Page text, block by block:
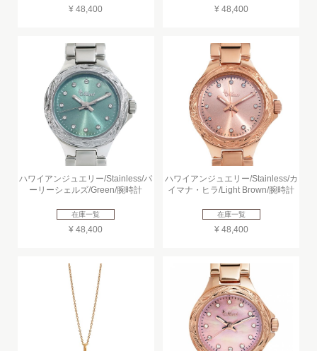
¥ 48,400 ¥ 48,400
ハワイアンジュエリー/Stainless/パ
ーリーシェルズ/Green/腕時計
在庫一覧
¥ 48,400
ハワイアンジュエリー/Stainless/カ
イマナ・ヒラ/Light Brown/腕時計
在庫一覧
¥ 48,400